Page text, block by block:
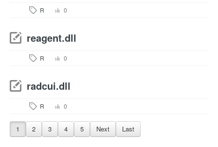
R 0
reagent.dll
R 0
radcui.dll
R 0
1 2 3 4 5 Next Last